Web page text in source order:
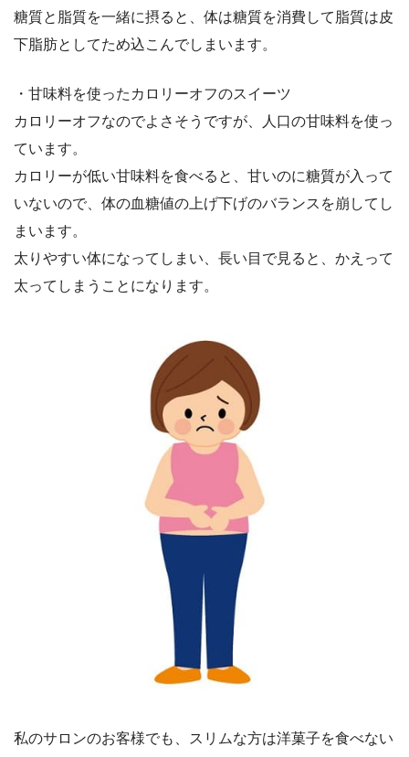
糖質と脂質を一緒に摂ると、体は糖質を消費して脂質は皮
下脂肪としてため込こんでしまいます。
・甘味料を使ったカロリーオフのスイーツ
カロリーオフなのでよさそうですが、人口の甘味料を使っ
ています。
カロリーが低い甘味料を食べると、甘いのに糖質が入って
いないので、体の血糖値の上げ下げのバランスを崩してし
まいます。
太りやすい体になってしまい、長い目で見ると、かえって
太ってしまうことになります。
私のサロンのお客様でも、スリムな方は洋菓子を食べない